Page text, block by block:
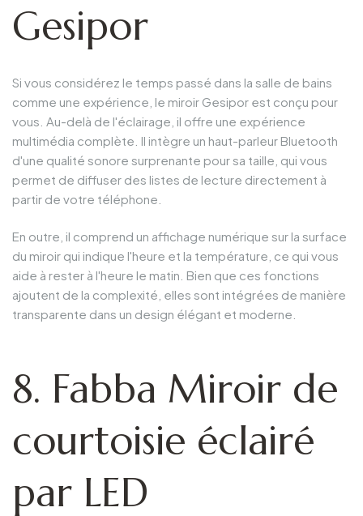
Gesipor
Si vous considérez le temps passé dans la salle de bains
comme une expérience, le miroir Gesipor est conçu pour
vous. Au-delà de l'éclairage, il offre une expérience
multimédia complète. Il intègre un haut-parleur Bluetooth
d'une qualité sonore surprenante pour sa taille, qui vous
permet de diffuser des listes de lecture directement à
partir de votre téléphone.
En outre, il comprend un affichage numérique sur la surface
du miroir qui indique l'heure et la température, ce qui vous
aide à rester à l'heure le matin. Bien que ces fonctions
ajoutent de la complexité, elles sont intégrées de manière
transparente dans un design élégant et moderne.
8. Fabba Miroir de
courtoisie éclairé
par LED